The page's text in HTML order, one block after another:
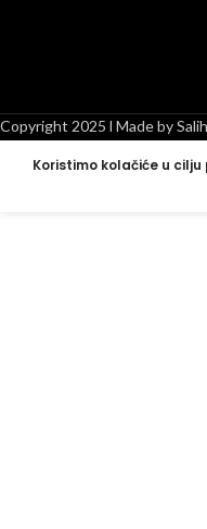
Copyright 2025 l Made by
Koristimo kolačiće u